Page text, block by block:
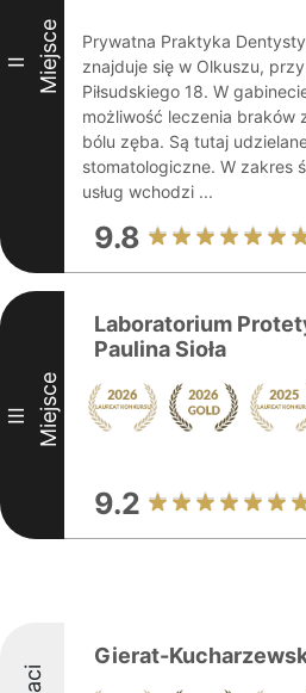
II Miejsce
Prywatna Praktyka
znajduje się w Olkuszu,
Piłsudskiego 18. W
możliwość leczenia braków
bólu zęba. Są tutaj
stomatologiczne. W zakres
usług wchodzi ...
9.8
III Miejsce
Laboratorium
Paulina Sioła
9.2
Gierat-